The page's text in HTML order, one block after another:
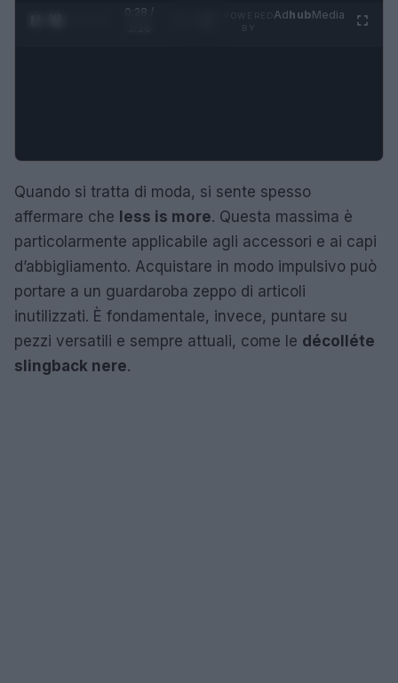
0:28 /
AdhubMedia
Quando si tratta di moda, si sente spesso
affermare che less is more. Questa massima è
particolarmente applicabile agli accessori e ai capi
d’abbigliamento. Acquistare in modo impulsivo può
portare a un guardaroba zeppo di articoli
inutilizzati. È fondamentale, invece, puntare su
pezzi versatili e sempre attuali, come le décolléte
slingback nere.